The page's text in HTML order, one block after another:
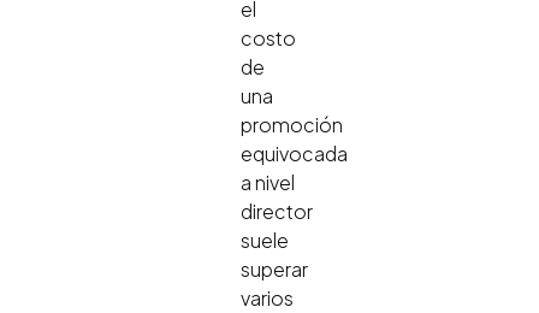
el
costo
de
una
promoción
equivocada
a nivel
director
suele
superar
varios